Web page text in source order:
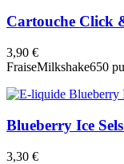
Cartouche Click
3,90 €
FraiseMilkshake650
Blueberry Ice
3,30 €